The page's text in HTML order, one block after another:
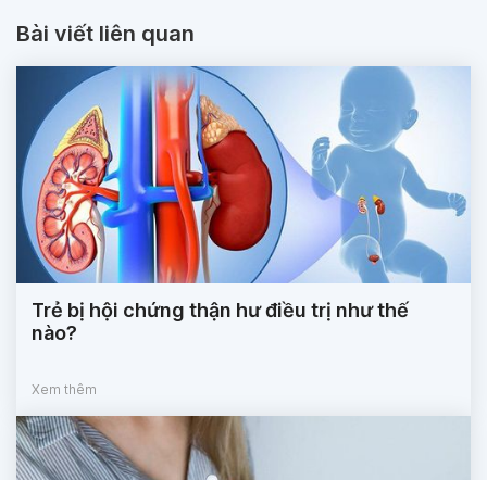
Bài viết liên quan
Trẻ bị hội chứng thận hư điều trị như thế
nào?
Xem thêm